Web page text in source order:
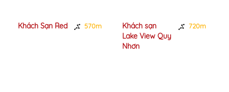
Khách Sạn Red 570m
Khách sạn
Lake View Quy
Nhơn
720m